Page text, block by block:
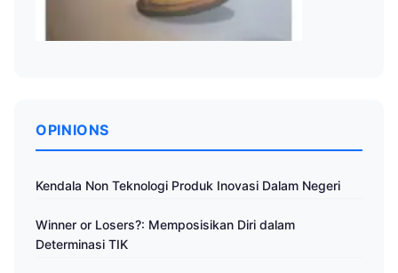
OPINIONS
Kendala Non Teknologi Produk Inovasi Dalam Negeri
Winner or Losers?: Memposisikan Diri dalam
Determinasi TIK